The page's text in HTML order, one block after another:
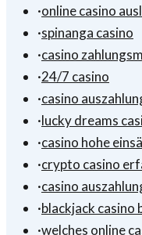
·online casino
·spinanga casino
·casino
·24/7 casino
·casino
·lucky dreams
·casino hohe
·crypto casino
·casino
·blackjack casino
·welches online